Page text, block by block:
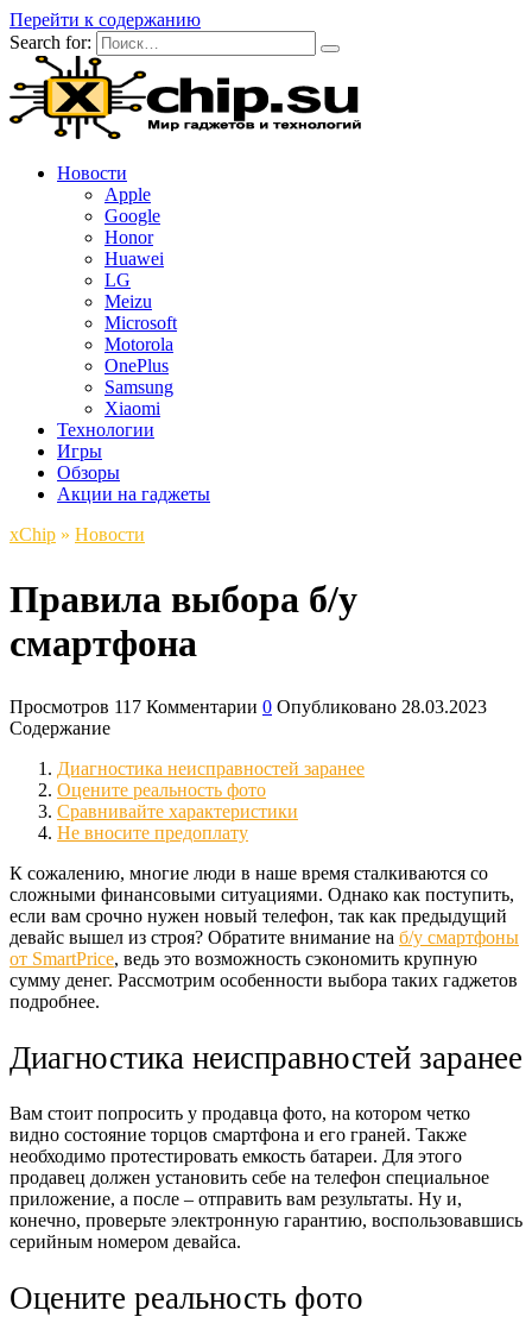
Перейти к содержанию
Search for:
Новости
Apple
Google
Honor
Huawei
LG
Meizu
Microsoft
Motorola
OnePlus
Samsung
Xiaomi
Технологии
Игры
Обзоры
Акции на гаджеты
xСhip » Новости
Правила выбора б/у
смартфона
Просмотров 117 Комментарии 0 Опубликовано 28.03.2023
Содержание
Диагностика неисправностей заранее
Оцените реальность фото
Сравнивайте характеристики
Не вносите предоплату
К сожалению, многие люди в наше время сталкиваются со
сложными финансовыми ситуациями. Однако как поступить,
если вам срочно нужен новый телефон, так как предыдущий
девайс вышел из строя? Обратите внимание на б/у смартфоны
от SmartPrice, ведь это возможность сэкономить крупную
сумму денег. Рассмотрим особенности выбора таких гаджетов
подробнее.
Диагностика неисправностей заранее
Вам стоит попросить у продавца фото, на котором четко
видно состояние торцов смартфона и его граней. Также
необходимо протестировать емкость батареи. Для этого
продавец должен установить себе на телефон специальное
приложение, а после – отправить вам результаты. Ну и,
конечно, проверьте электронную гарантию, воспользовавшись
серийным номером девайса.
Оцените реальность фото